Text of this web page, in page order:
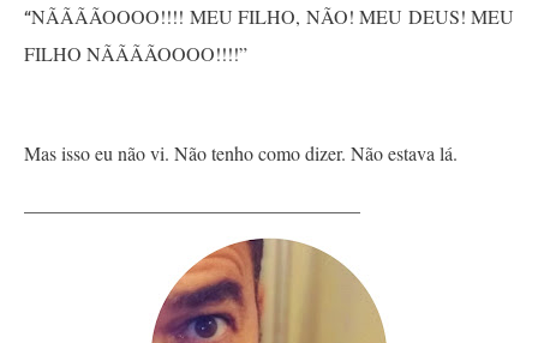
“NÃÃÃÃOOOO!!!! MEU FILHO, NÃO! MEU DEUS! MEU
FILHO NÃÃÃÃOOOO!!!!”
Mas isso eu não vi. Não tenho como dizer. Não estava lá.